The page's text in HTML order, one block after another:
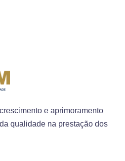
e aprimoramento
qualidade na prestação dos